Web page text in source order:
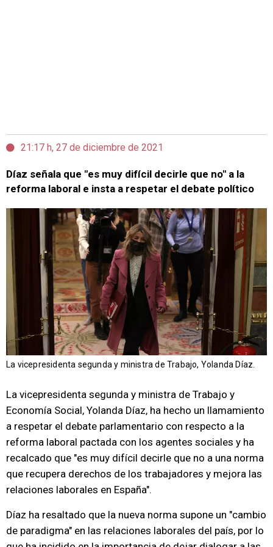
21:17 h, 27 de diciembre de 2021
Díaz señala que "es muy difícil decirle que no" a la
reforma laboral e insta a respetar el debate político
La vicepresidenta segunda y ministra de Trabajo, Yolanda Díaz.
La vicepresidenta segunda y ministra de Trabajo y
Economía Social, Yolanda Díaz, ha hecho un llamamiento
a respetar el debate parlamentario con respecto a la
reforma laboral pactada con los agentes sociales y ha
recalcado que "es muy difícil decirle que no a una norma
que recupera derechos de los trabajadores y mejora las
relaciones laborales en España".
Díaz ha resaltado que la nueva norma supone un "cambio
de paradigma" en las relaciones laborales del país, por lo